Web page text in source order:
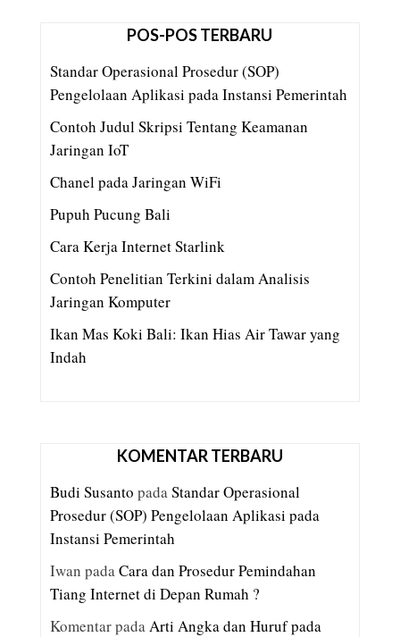
POS-POS TERBARU
Standar Operasional Prosedur (SOP)
Pengelolaan Aplikasi pada Instansi Pemerintah
Contoh Judul Skripsi Tentang Keamanan
Jaringan IoT
Chanel pada Jaringan WiFi
Pupuh Pucung Bali
Cara Kerja Internet Starlink
Contoh Penelitian Terkini dalam Analisis
Jaringan Komputer
Ikan Mas Koki Bali: Ikan Hias Air Tawar yang
Indah
KOMENTAR TERBARU
Budi Susanto padaStandar Operasional
Prosedur (SOP) Pengelolaan Aplikasi pada
Instansi Pemerintah
Iwan padaCara dan Prosedur Pemindahan
Tiang Internet di Depan Rumah ?
KomentarpadaArti Angka dan Huruf pada